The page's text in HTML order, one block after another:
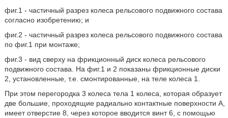
фиг.1 - частичный разрез колеса рельсового подвижного состава
согласно изобретению; и
фиг.2 - частичный разрез колеса рельсового подвижного состава
по фиг.1 при монтаже;
фиг.3 - вид сверху на фрикционный диск колеса рельсового
подвижного состава. На фиг.1 и 2 показаны фрикционные диски
2, установленные, т.е. смонтированные, на теле колеса 1.
При этом перегородка 3 колеса тела 1 колеса, которая образует
две большие, проходящие радиально контактные поверхности A,
имеет отверстие 8, через которое вводится винт 6, с помощью